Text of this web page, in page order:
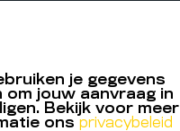
je gegevens
om jouw aanvraag in
Bekijk voor meer
ons privacybeleid